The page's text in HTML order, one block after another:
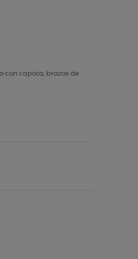
con capota, brazos de